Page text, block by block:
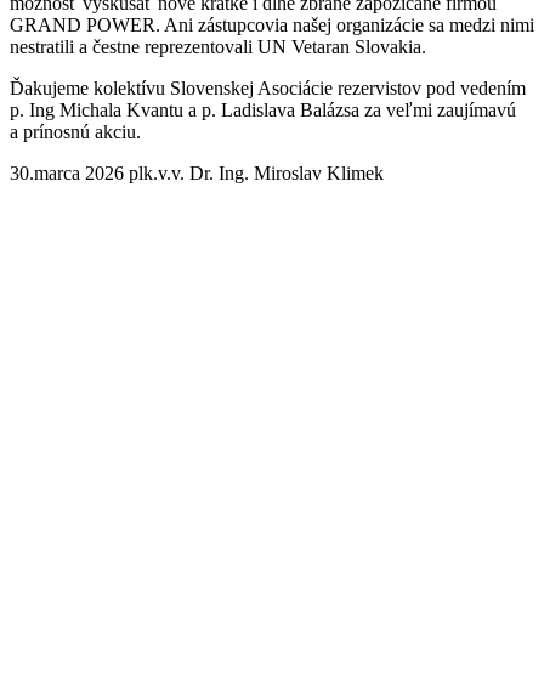
GRAND POWER. Ani zástupcovia našej organizácie sa medzi nimi
nestratili a čestne reprezentovali UN Vetaran Slovakia.
Ďakujeme kolektívu Slovenskej Asociácie rezervistov pod vedením
p. Ing Michala Kvantu a p. Ladislava Balázsa za veľmi zaujímavú
a prínosnú akciu.
30.marca 2026 plk.v.v. Dr. Ing. Miroslav Klimek